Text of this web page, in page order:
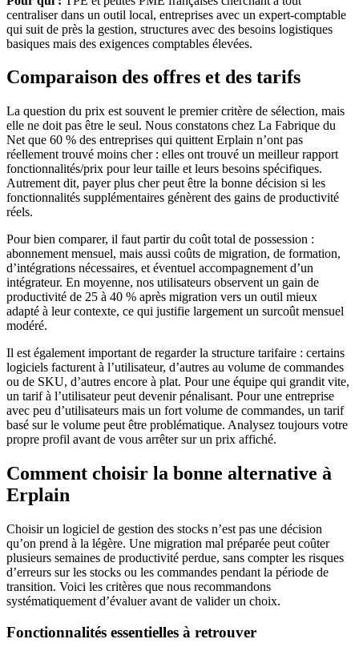
centraliser dans un outil local, entreprises avec un expert-comptable
qui suit de près la gestion, structures avec des besoins logistiques
basiques mais des exigences comptables élevées.
Comparaison des offres et des tarifs
La question du prix est souvent le premier critère de sélection, mais
elle ne doit pas être le seul. Nous constatons chez La Fabrique du
Net que 60 % des entreprises qui quittent Erplain n’ont pas
réellement trouvé moins cher : elles ont trouvé un meilleur rapport
fonctionnalités/prix pour leur taille et leurs besoins spécifiques.
Autrement dit, payer plus cher peut être la bonne décision si les
fonctionnalités supplémentaires génèrent des gains de productivité
réels.
Pour bien comparer, il faut partir du coût total de possession :
abonnement mensuel, mais aussi coûts de migration, de formation,
d’intégrations nécessaires, et éventuel accompagnement d’un
intégrateur. En moyenne, nos utilisateurs observent un gain de
productivité de 25 à 40 % après migration vers un outil mieux
adapté à leur contexte, ce qui justifie largement un surcoût mensuel
modéré.
Il est également important de regarder la structure tarifaire : certains
logiciels facturent à l’utilisateur, d’autres au volume de commandes
ou de SKU, d’autres encore à plat. Pour une équipe qui grandit vite,
un tarif à l’utilisateur peut devenir pénalisant. Pour une entreprise
avec peu d’utilisateurs mais un fort volume de commandes, un tarif
basé sur le volume peut être problématique. Analysez toujours votre
propre profil avant de vous arrêter sur un prix affiché.
Comment choisir la bonne alternative à
Erplain
Choisir un logiciel de gestion des stocks n’est pas une décision
qu’on prend à la légère. Une migration mal préparée peut coûter
plusieurs semaines de productivité perdue, sans compter les risques
d’erreurs sur les stocks ou les commandes pendant la période de
transition. Voici les critères que nous recommandons
systématiquement d’évaluer avant de valider un choix.
Fonctionnalités essentielles à retrouver